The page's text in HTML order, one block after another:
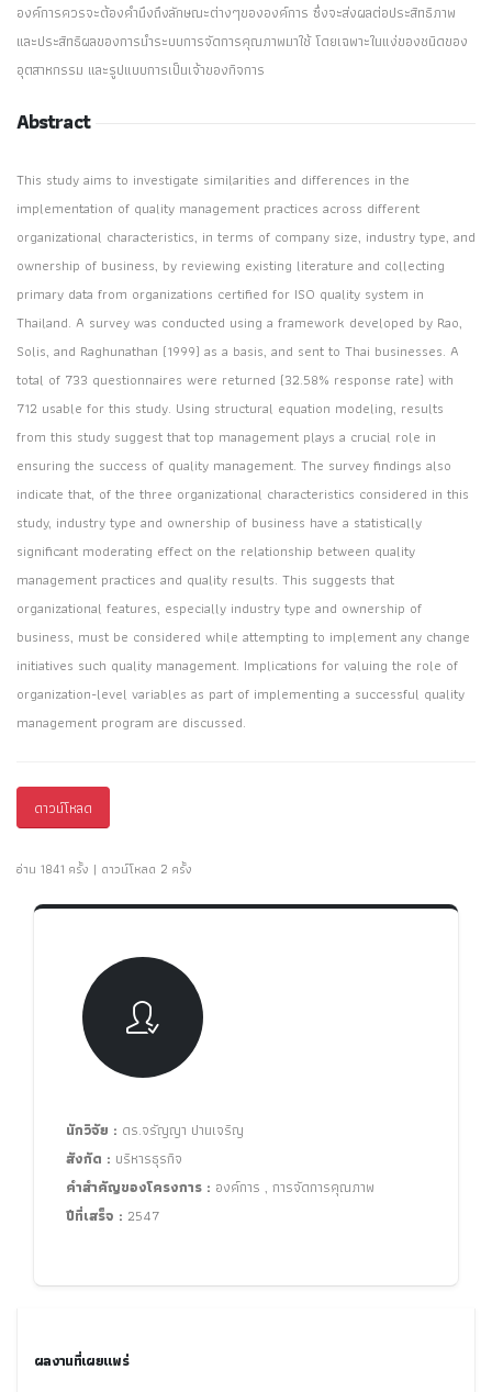
องค์การควรจะต้องคำนึงถึงลักษณะต่างๆขององค์การ ซึ่งจะส่งผลต่อประสิทธิภาพ
และประสิทธิผลของการนำระบบการจัดการคุณภาพมาใช้ โดยเฉพาะในแง่ของชนิดของ
อุตสาหกรรม และรูปแบบการเป็นเจ้าของกิจการ
Abstract
This study aims to investigate similarities and differences in the
implementation of quality management practices across different
organizational characteristics, in terms of company size, industry type, and
ownership of business, by reviewing existing literature and collecting
primary data from organizations certified for ISO quality system in
Thailand. A survey was conducted using a framework developed by Rao,
Solis, and Raghunathan (1999) as a basis, and sent to Thai businesses. A
total of 733 questionnaires were returned (32.58% response rate) with
712 usable for this study. Using structural equation modeling, results
from this study suggest that top management plays a crucial role in
ensuring the success of quality management. The survey findings also
indicate that, of the three organizational characteristics considered in this
study, industry type and ownership of business have a statistically
significant moderating effect on the relationship between quality
management practices and quality results. This suggests that
organizational features, especially industry type and ownership of
business, must be considered while attempting to implement any change
initiatives such quality management. Implications for valuing the role of
organization-level variables as part of implementing a successful quality
management program are discussed.
ดาวน์โหลด
อ่าน 1841 ครั้ง | ดาวน์โหลด 2 ครั้ง
นักวิจัย : ดร.จรัญญา ปานเจริญ
สังกัด : บริหารธุรกิจ
คำสำคัญของโครงการ : องค์การ , การจัดการคุณภาพ
ปีที่เสร็จ : 2547
ผลงานที่เผยแพร่